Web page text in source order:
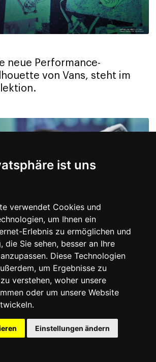
ist uns
verwendet Cookies und
um Ihnen ein
Erlebnis zu ermöglichen und
die Sie sehen, besser an Ihre
Diese Technologien
um Ergebnisse zu
verstehen, woher unsere
oder um unsere Website
Einstellungen ändern
neue Performance-
von Vans, steht im
der erste von einer Frau
Signature-Skateboarding-
Jahren und